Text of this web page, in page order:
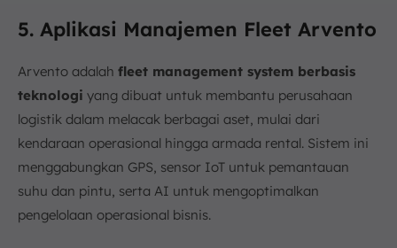
5. Aplikasi Manajemen Fleet Arvento
Arvento adalah fleet management system berbasis
teknologi yang dibuat untuk membantu perusahaan
logistik dalam melacak berbagai aset, mulai dari
kendaraan operasional hingga armada rental. Sistem ini
menggabungkan GPS, sensor IoT untuk pemantauan
suhu dan pintu, serta AI untuk mengoptimalkan
pengelolaan operasional bisnis.